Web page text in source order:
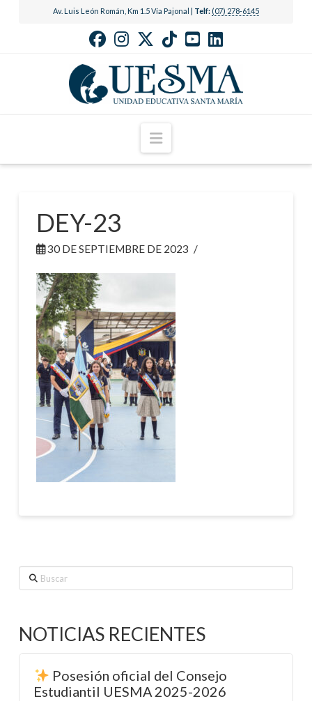
Av. Luis León Román, Km 1.5 Vía Pajonal | Telf: (07) 278-6145
Navigation
DEY-23
30 DE SEPTIEMBRE DE 2023
Buscar
NOTICIAS RECIENTES
Posesión oficial del Consejo
Estudiantil UESMA 2025-2026